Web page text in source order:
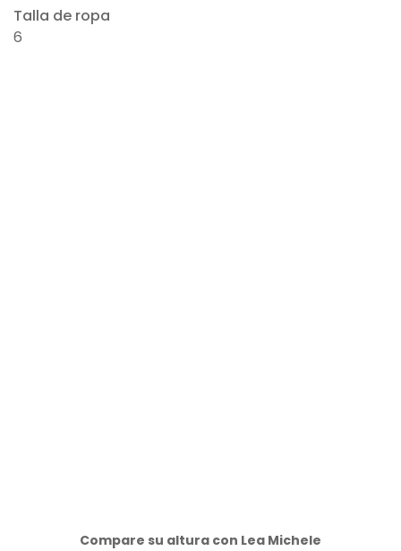
Talla de ropa
6
Compare su altura con Lea Michele